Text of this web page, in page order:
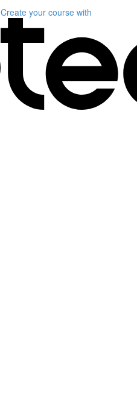
Create your course with